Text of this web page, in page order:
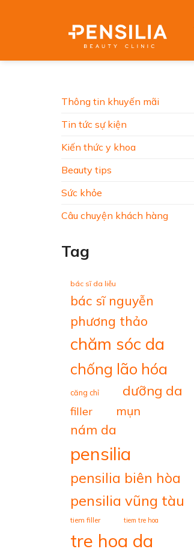
Thông tin khuyến mãi
Tin tức sự kiện
Kiến thức y khoa
Beauty tips
Sức khỏe
Câu chuyện khách hàng
Tag
bác sĩ da liễu
bác sĩ nguyễn
phương thảo
chăm sóc da
chống lão hóa
căng chỉ dưỡng da
filler mụn
nám da
pensilia
pensilia biên hòa
pensilia vũng tàu
tiem filler tiem tre hoa
tre hoa da